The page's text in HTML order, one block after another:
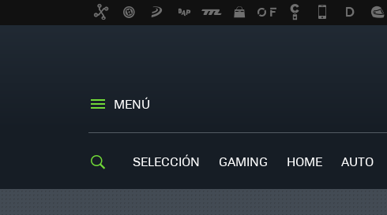
MENÚ
SELECCIÓN GAMING HOME AUTO